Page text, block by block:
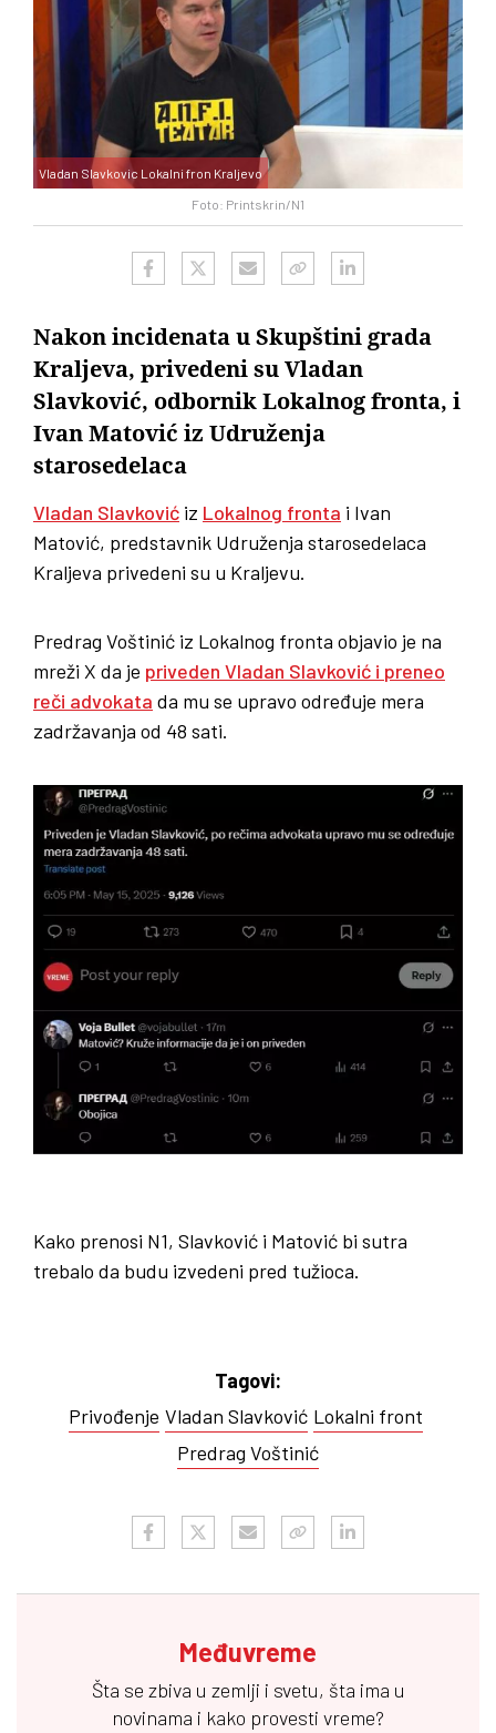
Foto: Printskrin/N1
Vladan Slavkovic Lokalni fron Kraljevo
Nakon incidenata u Skupštini grada
Kraljeva, privedeni su Vladan
Slavković, odbornik Lokalnog fronta, i
Ivan Matović iz Udruženja
starosedelaca
Vladan Slavković iz Lokalnog fronta i Ivan
Matović, predstavnik Udruženja starosedelaca
Kraljeva privedeni su u Kraljevu.
Predrag Voštinić iz Lokalnog fronta objavio je na
mreži X da je priveden Vladan Slavković i preneo
reči advokata da mu se upravo određuje mera
zadržavanja od 48 sati.
Kako prenosi N1, Slavković i Matović bi sutra
trebalo da budu izvedeni pred tužioca.
Tagovi:
Privođenje Vladan Slavković Lokalni front
Predrag Voštinić
Međuvreme
Šta se zbiva u zemlji i svetu, šta ima u
novinama i kako provesti vreme?